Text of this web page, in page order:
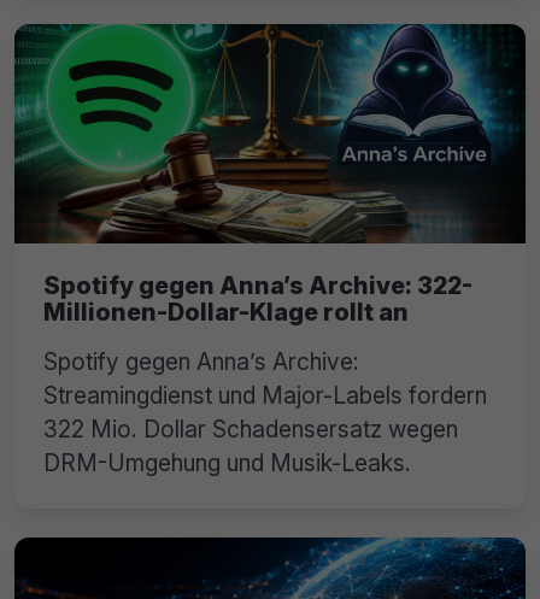
Spotify gegen Anna’s Archive: 322-
Millionen-Dollar-Klage rollt an
Spotify gegen Anna’s Archive:
Streamingdienst und Major-Labels fordern
322 Mio. Dollar Schadensersatz wegen
DRM-Umgehung und Musik-Leaks.